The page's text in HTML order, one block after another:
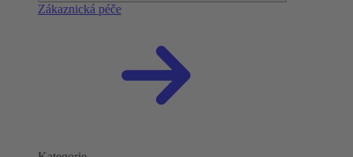
Zákaznická péče